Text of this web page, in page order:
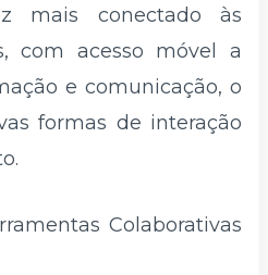
mais conectado às
com acesso móvel a
e comunicação, o
formas de interação
Colaborativas